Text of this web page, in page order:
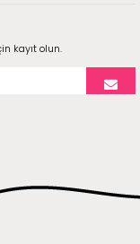
kayıt olun.